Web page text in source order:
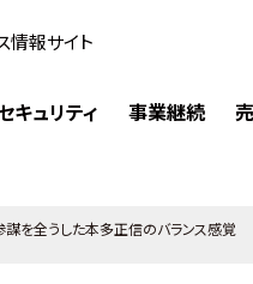
情報サイト
キュリティ 事業継続
を全うした本多正信のバランス感覚